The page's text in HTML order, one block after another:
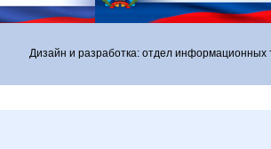
Дизайн и разработка: отдел информационных